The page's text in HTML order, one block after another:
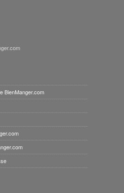
BienManger.com